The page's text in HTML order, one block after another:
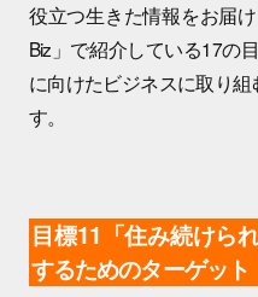
役立つ生きた情報をお届
Biz」で紹介している17の
に向けたビジネスに取り
す。
目標11「住み続けら
するためのターゲット